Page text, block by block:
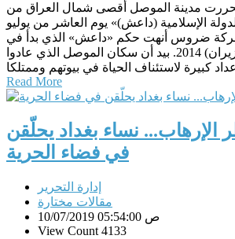
مدينة الموصل أقصى شمال العراق من
الإسلامية (داعش)» يوم العاشر من يوليو
عد معركة ضروس أنهت حكم «داعش» الذي بدأ في
العاشر من يونيو (حزيران) 2014. بيد أن سكان الموصل الذي عادوا
Read More
الإرهاب... نساء بغداد يحلّقن
في فضاء الحرية
إدارة التحرير
مقالات مختارة
10/07/2019 05:54:00 ص
View Count 4133